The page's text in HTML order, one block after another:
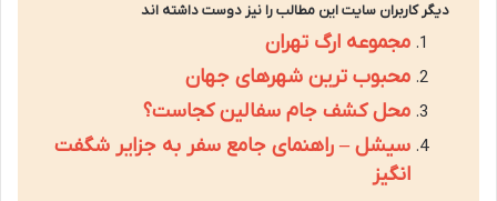
دیگر کاربران سایت این مطالب را نیز دوست داشته اند
مجموعه ارگ تهران
محبوب ترین شهرهای جهان
محل کشف جام سفالین کجاست؟
سیشل – راهنمای جامع سفر به جزایر شگفت
انگیز